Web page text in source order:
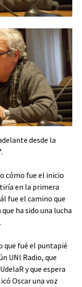
desde la
cómo fue el inicio
en la primera
fue el camino que
ha sido una lucha
que fué el puntapié
UNI Radio, que
y que espera
Oscar una voz